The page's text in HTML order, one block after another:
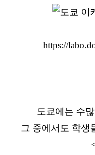
https://
도쿄에는 수
그 중에서도 학생